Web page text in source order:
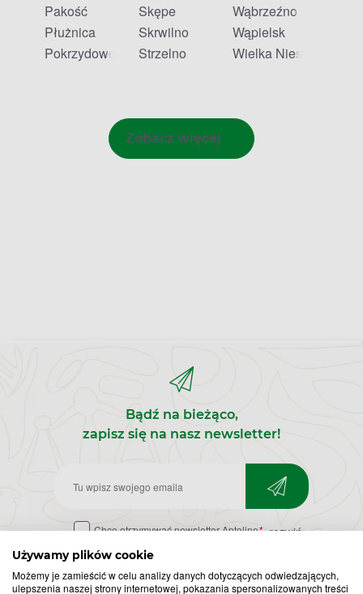
Używamy plików cookie
Możemy je zamieścić w celu analizy danych dotyczących odwiedzających,
ulepszenia naszej strony internetowej, pokazania spersonalizowanych treści
Pakość
Płużnica
Pokrzydowo
Skępe
Skrwilno
Strzelno
Wąbrzeźno
Wąpielsk
Wielka Nieszawka
Zobacz więcej
Bądź na bieżąco,
zapisz się na nasz newsletter!
Zapisz
do
newslettera
Chcę otrzymywać newsletter Apteline* rozwiń>